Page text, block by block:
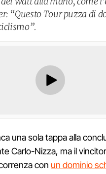
“Questo Tour puzza di
una sola tappa alla
Carlo-Nizza, ma il
con un dominio